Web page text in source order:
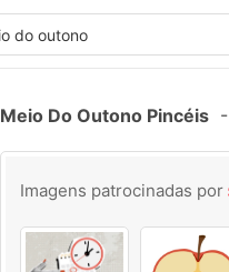
Meio Do Outono Pincéis -
Imagens patrocinadas por